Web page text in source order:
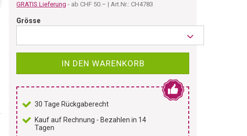
GRATIS Lieferung - ab CHF 50.– | Art.Nr.: CH4783
Grösse
IN DEN WARENKORB
30 Tage Rückgaberecht
Kauf auf Rechnung - Bezahlen in 14
Tagen